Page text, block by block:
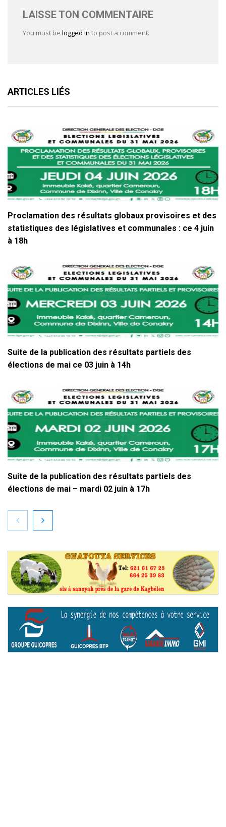
LAISSE TON COMMENTAIRE
You must be logged in to post a comment.
ARTICLES LIÉS
Proclamation des résultats globaux provisoires et des
statistiques des législatives et communales : ce 4 juin
à 18h
Suite de la publication des résultats partiels des
élections de mai ce 03 juin à 14h
Suite de la publication des résultats partiels des
élections de mai – mardi 02 juin à 17h